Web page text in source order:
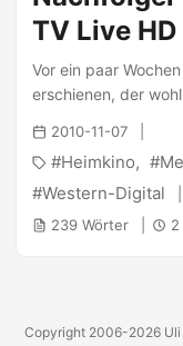
TV Live HD
Vor ein paar
erschienen, der
Alternativprodukt
darstellen soll. Für
Player ansetzt,
Bereich. ...
2010-11-07
Heimkino
Western-Digital
239 Wörter
Copyright 2006-2026 Uli